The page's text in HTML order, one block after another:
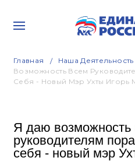
Главная Наша Деятельность
Возможность Всем
Себя - Новый Мэр Ухты Игорь
Я даю возможность
руководителям
себя - новый мэр